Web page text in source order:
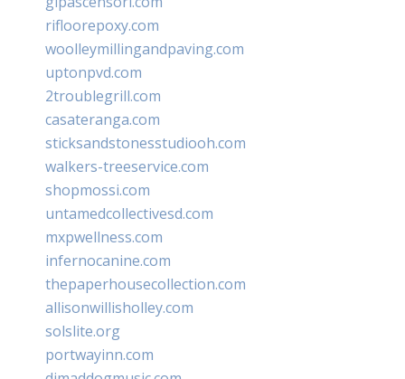
rifloorepoxy.com
woolleymillingandpaving.com
uptonpvd.com
2troublegrill.com
casateranga.com
sticksandstonesstudiooh.com
walkers-treeservice.com
shopmossi.com
untamedcollectivesd.com
mxpwellness.com
infernocanine.com
thepaperhousecollection.com
allisonwillisholley.com
solslite.org
portwayinn.com